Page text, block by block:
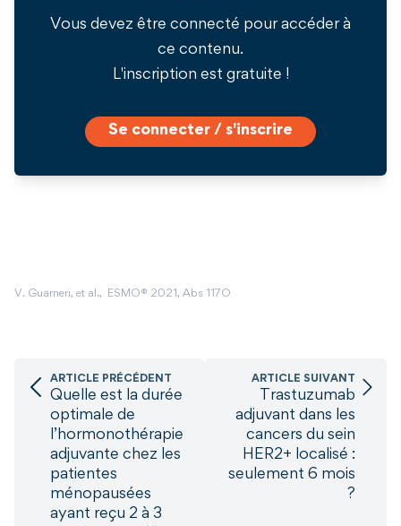
Vous devez être connecté pour accéder à
ce contenu.
L'inscription est gratuite !
Se connecter / s'inscrire
V. Guarneri, et al., ESMO® 2021, Abs 117O
ARTICLE PRÉCÉDENT
Quelle est la durée
optimale de
l’hormonothérapie
adjuvante chez les
patientes
ménopausées
ayant reçu 2 à 3
ARTICLE SUIVANT
Trastuzumab
adjuvant dans les
cancers du sein
HER2+ localisé :
seulement 6 mois
?